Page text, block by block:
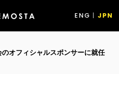
ENG JPN
オフィシャルスポンサーに就任